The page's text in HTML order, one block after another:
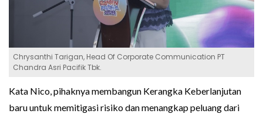
Chrysanthi Tarigan, Head Of Corporate Communication PT
Chandra Asri Pacifik Tbk.
Kata Nico, pihaknya membangun Kerangka Keberlanjutan
baru untuk memitigasi risiko dan menangkap peluang dari